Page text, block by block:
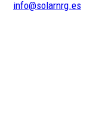
info@solarnrg.es